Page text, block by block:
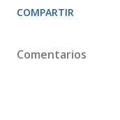
COMPARTIR
Comentarios